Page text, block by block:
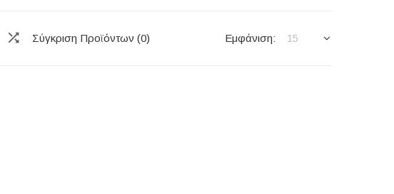
Εμφάνιση: 15
Σύγκριση Προϊόντων (0)